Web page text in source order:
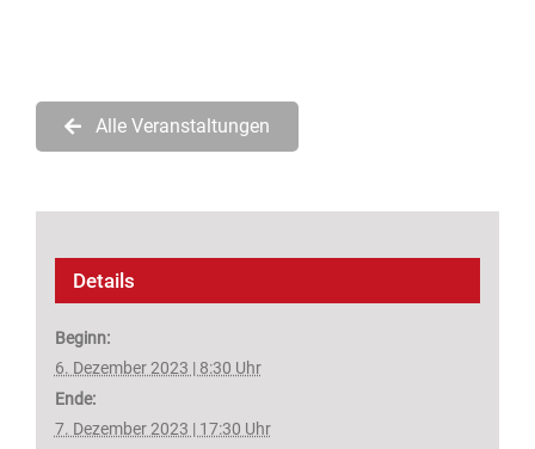
Alle Veranstaltungen
Details
Beginn:
6. Dezember 2023 | 8:30 Uhr
Ende:
7. Dezember 2023 | 17:30 Uhr